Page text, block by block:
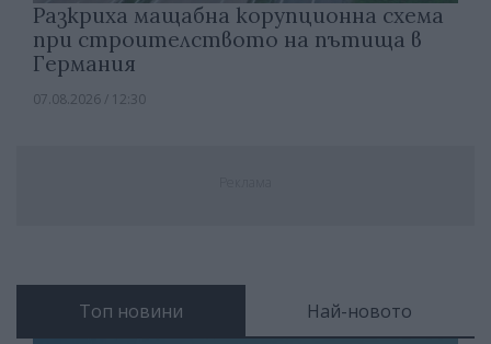
Разкриха мащабна корупционна схема
при строителството на пътища в
Германия
07.08.2026 / 12:30
Топ новини Най-новото